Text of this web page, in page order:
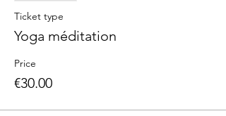
Ticket type
Yoga méditation
Price
€30.00